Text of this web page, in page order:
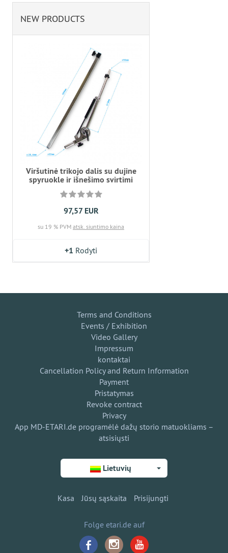
NEW PRODUCTS
Viršutinė trikojo dalis su dujine
spyruokle ir išnešimo svirtimi
97,57 EUR
su 19 % PVM atsk. siuntimo kaina
+1 Rodyti
Terms and Conditions
Events / Exhibition
Video Gallery
Impressum
kontaktai
Cancellation Policy and Return Information
Payment
Pristatymas
Revoke contract
Privacy
App MD-ETARI.de programėlė dažų storio matuokliams –
atsisiųsti
Lietuvių
Kasa Jūsų sąskaita Prisijungti
Folge etari.de auf